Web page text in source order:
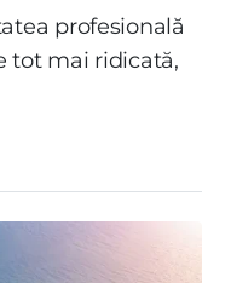
profesională
tot mai ridicată,